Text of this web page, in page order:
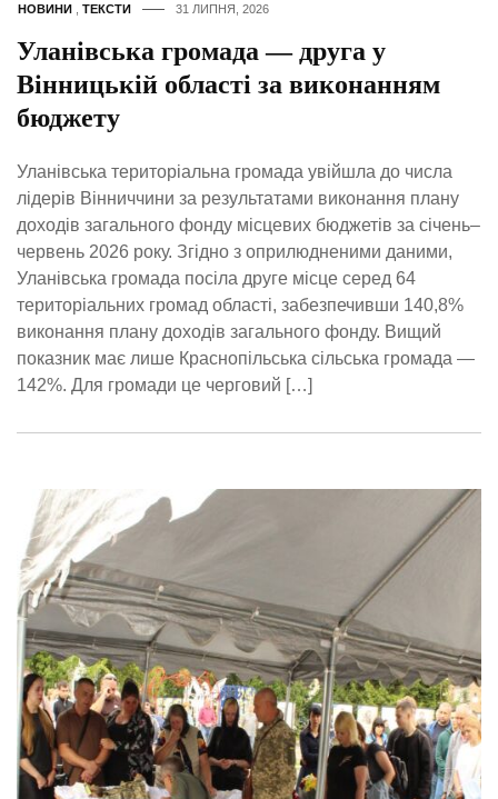
НОВИНИ ТЕКСТИ 31 ЛИПНЯ, 2026
Уланівська громада — друга у
Вінницькій області за виконанням
бюджету
Уланівська територіальна громада увійшла до числа
лідерів Вінниччини за результатами виконання плану
доходів загального фонду місцевих бюджетів за січень–
червень 2026 року. Згідно з оприлюдненими даними,
Уланівська громада посіла друге місце серед 64
територіальних громад області, забезпечивши 140,8%
виконання плану доходів загального фонду. Вищий
показник має лише Краснопільська сільська громада —
142%. Для громади це черговий […]